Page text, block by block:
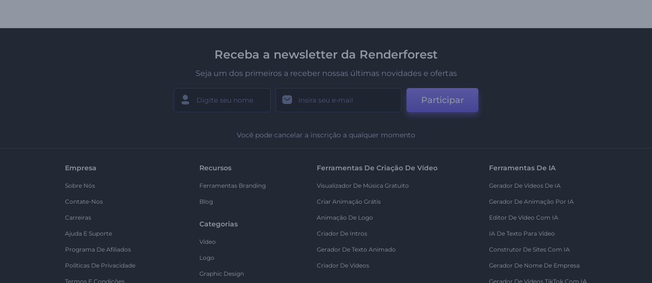
Receba a newsletter da Renderforest
Seja um dos primeiros a receber nossas últimas novidades e ofertas
Participar
Você pode cancelar a inscrição a qualquer momento
Empresa
Sobre Nós
Contate-Nos
Carreiras
Ajuda E Suporte
Programa De Afiliados
Políticas De Privacidade
Termos E Condições
Recursos
Ferramentas Branding
Blog
Categorias
Vídeo
Logo
Graphic Design
Ferramentas De Criação De Vídeo
Visualizador De Música Gratuito
Criar Animação Grátis
Animação De Logo
Criador De Intros
Gerador De Texto Animado
Criador De Vídeos
Ferramentas De IA
Gerador De Vídeos De IA
Gerador De Animação Por IA
Editor De Vídeo Com IA
IA De Texto Para Vídeo
Construtor De Sites Com IA
Gerador De Nome De Empresa
Gerador De Vídeos TikTok Com IA